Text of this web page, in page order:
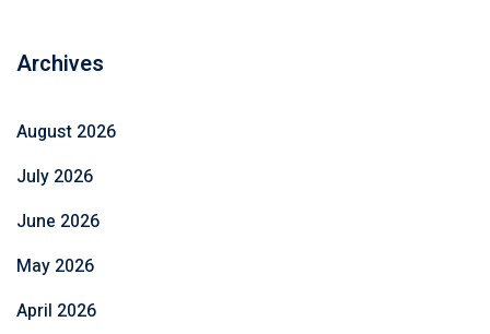
Archives
August 2026
July 2026
June 2026
May 2026
April 2026